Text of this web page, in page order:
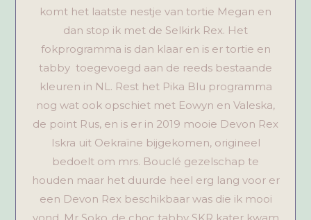
komt het laatste nestje van tortie Megan en
dan stop ik met de Selkirk Rex. Het
fokprogramma is dan klaar en is er tortie en
tabby toegevoegd aan de reeds bestaande
kleuren in NL. Rest het Pika Blu programma
nog wat ook opschiet met Eowyn en Valeska,
de point Rus, en is er in 2019 mooie Devon Rex
Iskra uit Oekraïne bijgekomen, origineel
bedoelt om mrs. Bouclé gezelschap te
houden maar het duurde heel erg lang voor er
een Devon Rex beschikbaar was die ik mooi